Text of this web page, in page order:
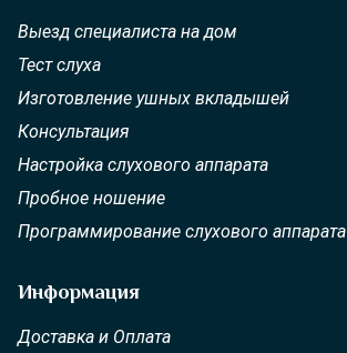
Выезд специалиста на дом
Тест слуха
Изготовление ушных вкладышей
Консультация
Настройка слухового аппарата
Пробное ношение
Программирование слухового аппарата
Информация
Доставка и Оплата